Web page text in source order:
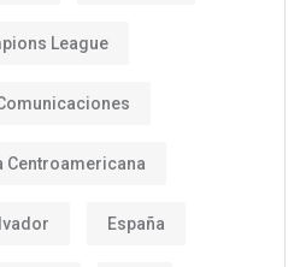
League
Centroamericana
España